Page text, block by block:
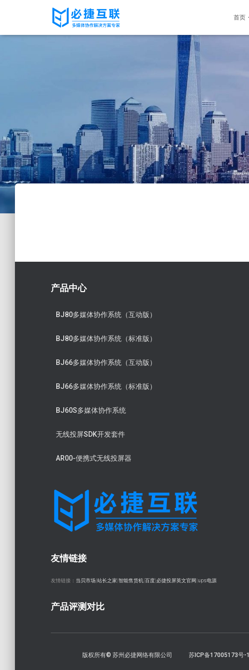
首页
产品中心
BJ80多媒体协作系统（互动版）
BJ80多媒体协作系统（标准版）
BJ66多媒体协作系统（互动版）
BJ66多媒体协作系统（标准版）
BJ60S多媒体协作系统
无线投屏SDK开发套件
AR00-便携式无线投屏器
友情链接
友情链接： 当贝市场 站长之家 智能售货机 百度 必捷投屏英文官网 ups电源
产品评测对比
版权所有© 苏州必捷网络有限公司 苏ICP备17005173号-1